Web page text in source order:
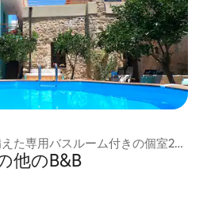
た専用バスルーム付きの個室2部
他のB&B